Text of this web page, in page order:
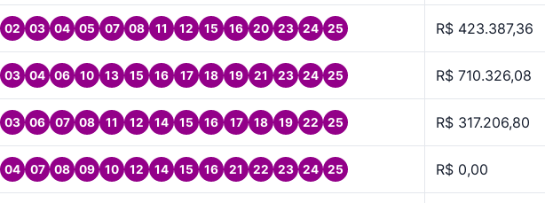
02 03 04 05 07 08 11 12 15 16 20 23 24 25 R$ 423.387,36
03 04 06 10 13 15 16 17 18 19 21 23 24 25 R$ 710.326,08
03 06 07 08 11 12 14 15 16 17 18 19 22 25 R$ 317.206,80
04 07 08 09 10 12 14 15 16 21 22 23 24 25 R$ 0,00